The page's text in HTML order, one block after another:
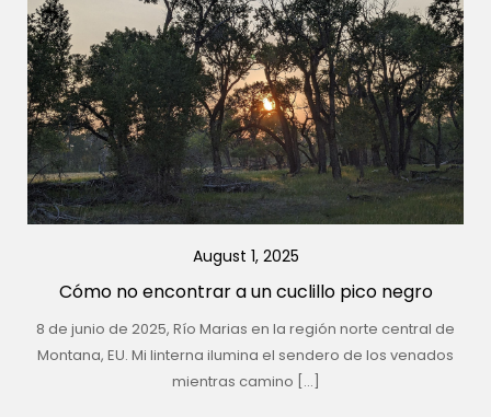
August 1, 2025
Cómo no encontrar a un cuclillo pico negro
8 de junio de 2025, Río Marias en la región norte central de
Montana, EU. Mi linterna ilumina el sendero de los venados
mientras camino […]